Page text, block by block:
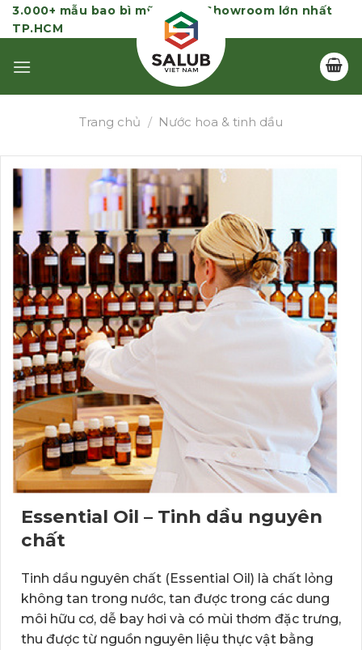
Skip
to
3.000+ mẫu bao bì mỹ phẩm | Showroom lớn nhất
TP.HCM
Trang chủ / Nước hoa & tinh dầu
Essential Oil – Tinh dầu nguyên
chất
Tinh dầu nguyên chất (Essential Oil) là chất lỏng
không tan trong nước, tan được trong các dung
môi hữu cơ, dễ bay hơi và có mùi thơm đặc trưng,
thu được từ nguồn nguyên liệu thực vật bằng